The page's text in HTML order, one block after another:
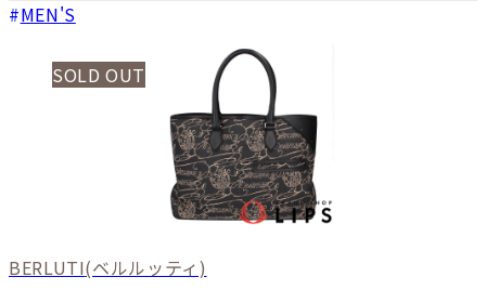
MEN'S
SOLD OUT
BERLUTI(ベルルッティ)